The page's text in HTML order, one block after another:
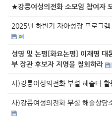
★강릉여성의전화 소모임 참여자
2025년 하반기 자아성장 프로그램
성명 및 논평[화요논평] 이재명 대
부 장관 후보자 지명을 철회하라
사)강릉여성의전화 부설 해솔터 활
사)강릉여성의전화 부설 해솔상담